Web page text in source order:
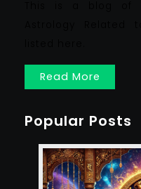
Read More
Popular Posts